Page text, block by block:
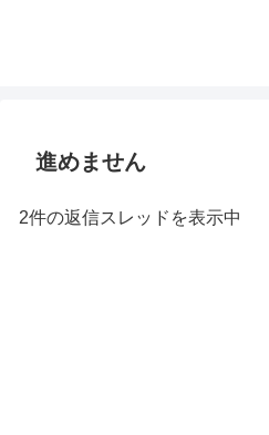
進めません
2件の返信スレッドを表示中